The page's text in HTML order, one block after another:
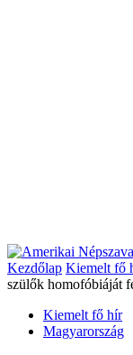
Kezdőlap Kiemelt fő
szülők homofóbiáját
Kiemelt fő hír
Magyarország